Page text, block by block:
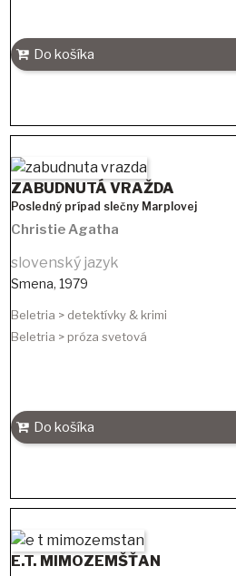
Do košíka
ZABUDNUTÁ VRAŽDA
Posledný prípad slečny Marplovej
Christie Agatha
slovenský jazyk
Smena, 1979
Beletria > detektívky & krimi
Beletria > próza svetová
Do košíka
E.T. MIMOZEMŠŤAN